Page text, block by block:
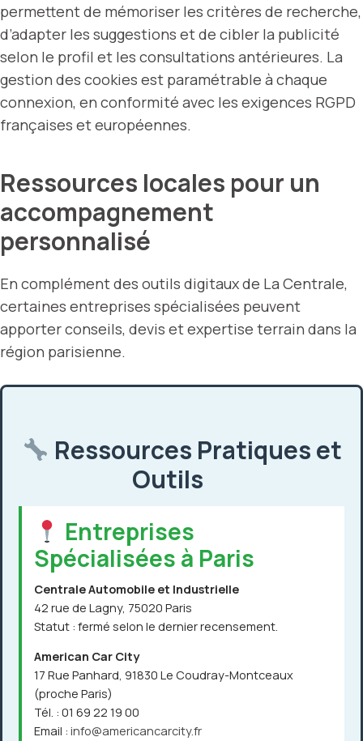
permettent de mémoriser les critères de recherche,
d’adapter les suggestions et de cibler la publicité
selon le profil et les consultations antérieures. La
gestion des cookies est paramétrable à chaque
connexion, en conformité avec les exigences RGPD
françaises et européennes.
Ressources locales pour un
accompagnement
personnalisé
En complément des outils digitaux de La Centrale,
certaines entreprises spécialisées peuvent
apporter conseils, devis et expertise terrain dans la
région parisienne.
Ressources Pratiques et
Outils
Entreprises
Spécialisées à Paris
Centrale Automobile et Industrielle
42 rue de Lagny, 75020 Paris
Statut : fermé selon le dernier recensement.
American Car City
17 Rue Panhard, 91830 Le Coudray-Montceaux
(proche Paris)
Tél. : 01 69 22 19 00
Email : info@americancarcity.fr